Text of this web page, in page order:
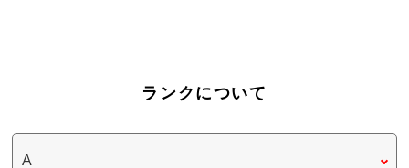
ランクについて